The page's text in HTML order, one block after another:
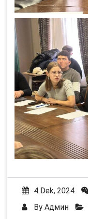
4 Dek, 2024
By Админ